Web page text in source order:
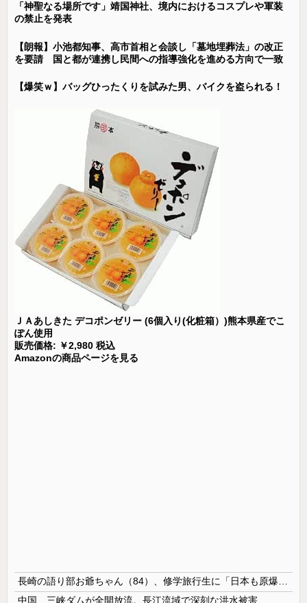
「神聖なる場所です」靖国神社、境内におけるコスプレや軍装
の禁止を発表
【朗報】小池都知事、高市首相と会談し「墓地埋葬法」の改正
を要請 国と都が連携し民間への指導強化を進める方向で一致
【爆笑ｗ】バッグひったくりを試みた男、バイクを盗られる！
ＪＡあしきた デコポンゼリー (6個入り(化粧箱）)熊本県産でこ
ぽん使用
販売価格: ￥2,980 税込
Amazonの商品ページを見る
中国、三峡ダムが全開放流。長江流域で深刻な洪水被害